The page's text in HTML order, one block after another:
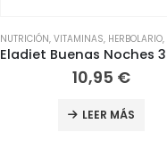
INFANTIL,JARABES INFANTILES
NUTRICIÓN, VITAMINAS, HERBOLARIO,
10,95 €
LEER MÁS